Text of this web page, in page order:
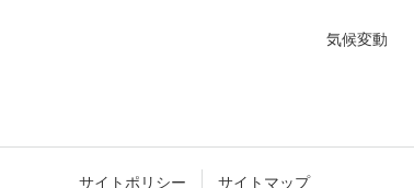
気候変動
サイトポリシー サイトマップ